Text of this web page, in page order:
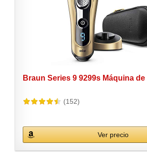
Braun Series 9 9299s Máquina de
(152)
Ver precio